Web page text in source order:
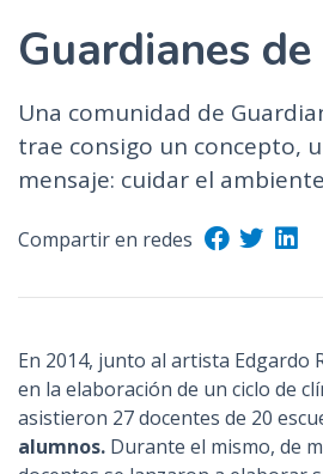
n
e
n
i
o
r
i
a
Guardianes
Una comunidad de
trae consigo un concepto,
mensaje: cuidar el
Compartir en redes
En 2014, junto al artista Edgardo
en la elaboración de un ciclo de
asistieron 27 docentes de 20
alumnos. Durante el mismo, de